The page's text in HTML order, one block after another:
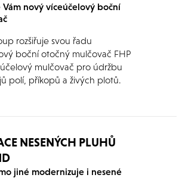
Vám nový víceúčelový boční
rozšiřuje svou řadu
boční otočný mulčovač FHP
mulčovač pro údržbu
polí, příkopů a živých plotů.
na přídi (Kverneland
zajišťuje otočný mulčovač FHP
všech okolností.
NESENÝCH PLUHŮ
jiné modernizuje i nesené